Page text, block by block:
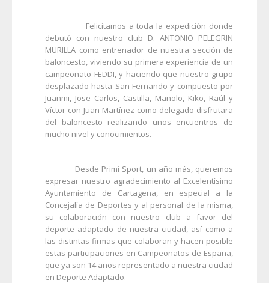
Felicitamos a toda la expedición donde
debutó con nuestro club D. ANTONIO PELEGRIN
MURILLA como entrenador de nuestra sección de
baloncesto, viviendo su primera experiencia de un
campeonato FEDDI, y haciendo que nuestro grupo
desplazado hasta San Fernando y compuesto por
Juanmi, Jose Carlos, Castilla, Manolo, Kiko, Raúl y
Víctor con Juan Martínez como delegado disfrutara
del baloncesto realizando unos encuentros de
mucho nivel y conocimientos.
Desde Primi Sport, un año más, queremos
expresar nuestro agradecimiento al Excelentísimo
Ayuntamiento de Cartagena, en especial a la
Concejalía de Deportes y al personal de la misma,
su colaboración con nuestro club a favor del
deporte adaptado de nuestra ciudad, así como a
las distintas firmas que colaboran y hacen posible
estas participaciones en Campeonatos de España,
que ya son 14 años representado a nuestra ciudad
en Deporte Adaptado.